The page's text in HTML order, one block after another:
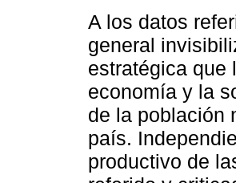
A los datos
general
estratégica que
economía y la
de la población
país.
productivo de